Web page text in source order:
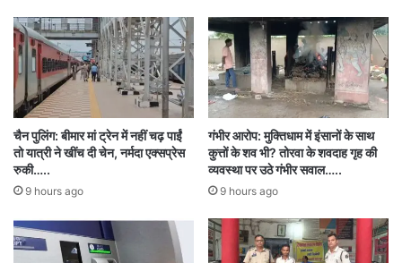
देशभर में योजना की तेज़ प्रगति
अब तक पूरे देश में-
47.3 लाख आवेदन मिले
10 लाख से अधिक घरों में सोलर पैनल लग चुके
6.13 लाख लोगों को 4,770 करोड़ की सब्सिडी
3 गीगावॉट से अधिक रूफटॉप सोलर क्षमता स्थापित
चैन पुलिंग: बीमार मां ट्रेन में नहीं चढ़ पाईं
तो यात्री ने खींच दी चेन, नर्मदा एक्सप्रेस
रुकी…..
9 hours ago
गंभीर आरोप: मुक्तिधाम में इंसानों के साथ
कुत्तों के शव भी? तोरवा के शवदाह गृह की
व्यवस्था पर उठे गंभीर सवाल…..
9 hours ago